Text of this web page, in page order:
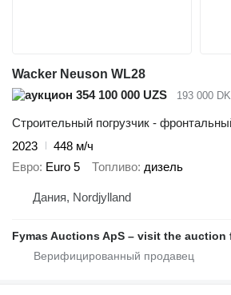
Wacker Neuson WL28
354 100 000 UZS
193 000
Строительный погрузчик -
2023
448 м/ч
Евро Euro 5 Топливо дизель
Дания, Nordjylland